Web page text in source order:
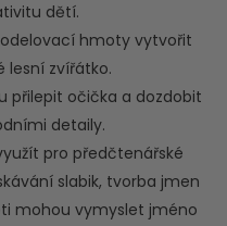
dětí.
hmoty vytvořit
lesní zvířátko.
přilepit očička a dozdobit
detaily.
pro předčtenářské
slabik, tvorba jmen
mohou vymyslet jméno